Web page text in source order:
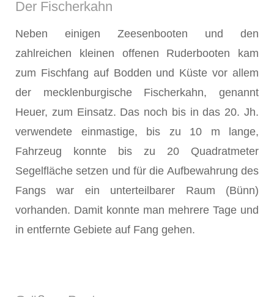
Der Fischerkahn
Neben einigen Zeesenbooten und den
zahlreichen kleinen offenen Ruderbooten kam
zum Fischfang auf Bodden und Küste vor allem
der mecklenburgische Fischerkahn, genannt
Heuer, zum Einsatz. Das noch bis in das 20. Jh.
verwendete einmastige, bis zu 10 m lange,
Fahrzeug konnte bis zu 20 Quadratmeter
Segelfläche setzen und für die Aufbewahrung des
Fangs war ein unterteilbarer Raum (Bünn)
vorhanden. Damit konnte man mehrere Tage und
in entfernte Gebiete auf Fang gehen.